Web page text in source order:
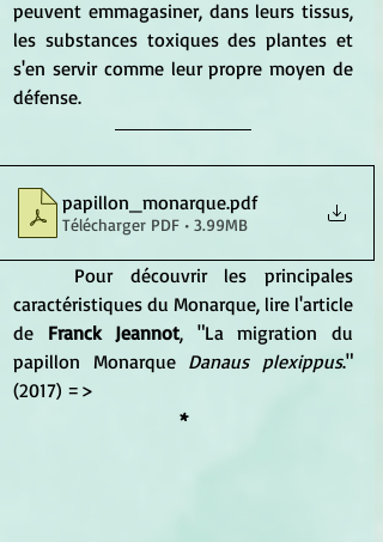
peuvent emmagasiner, dans leurs tissus,
les substances toxiques des plantes et
s'en servir comme leur propre moyen de
défense.
papillon_monarque.pdf
Télécharger PDF • 3.99MB
caractéristiques du Monarque, lire l'article
de Franck Jeannot, "La migration du
papillon Monarque Danaus plexippus."
(2017) =>
*